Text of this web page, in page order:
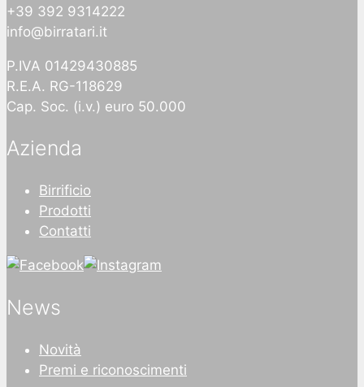
+39 392 9314222
info@birratari.it
P.IVA 01429430885
R.E.A. RG-118629
Cap. Soc. (i.v.) euro 50.000
Azienda
Birrificio
Prodotti
Contatti
News
Novità
Premi e riconoscimenti